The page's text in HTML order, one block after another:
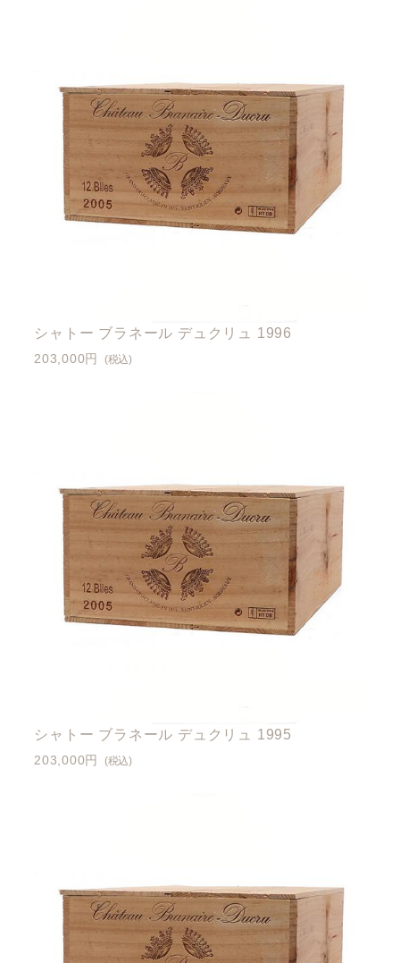
シャトー ブラネール デュクリュ 1996
203,000円 (税込)
シャトー ブラネール デュクリュ 1995
203,000円 (税込)